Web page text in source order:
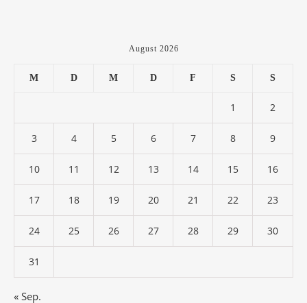
August 2026
M D M D F S S
1 2
3 4 5 6 7 8 9
10 11 12 13 14 15 16
17 18 19 20 21 22 23
24 25 26 27 28 29 30
31
« Sep.